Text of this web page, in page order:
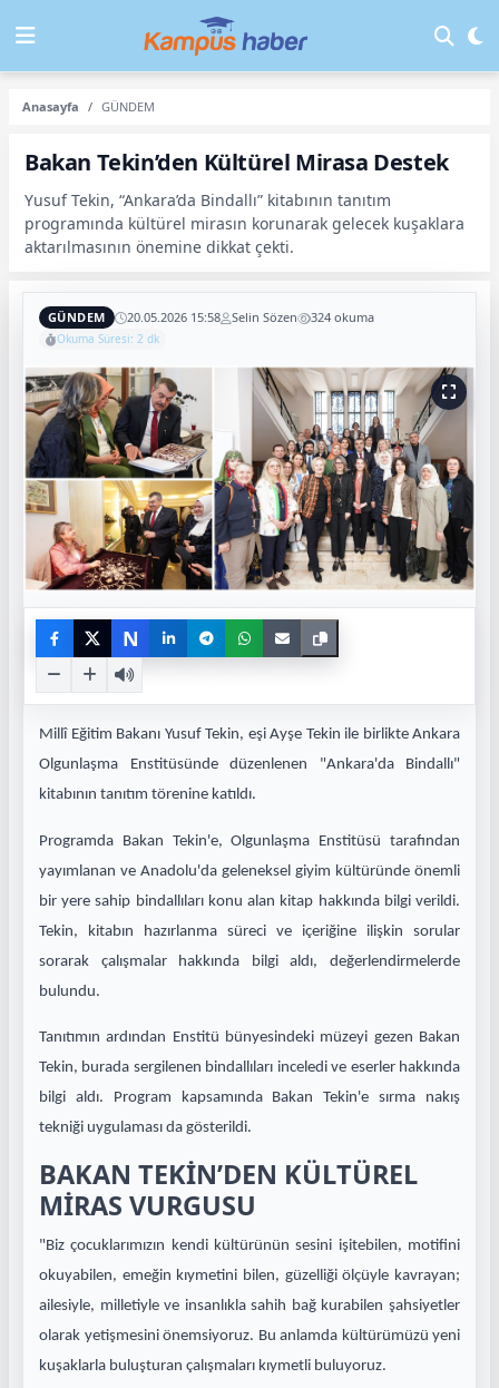
Anasayfa GÜNDEM
Bakan Tekin’den Kültürel Mirasa Destek
Yusuf Tekin, “Ankara’da Bindallı” kitabının tanıtım
programında kültürel mirasın korunarak gelecek kuşaklara
aktarılmasının önemine dikkat çekti.
GÜNDEM 20.05.2026 15:58 Selin Sözen 324 okuma
Okuma Süresi: 2 dk
N
Millî Eğitim Bakanı Yusuf Tekin, eşi Ayşe Tekin ile birlikte Ankara
Olgunlaşma Enstitüsünde düzenlenen "Ankara'da Bindallı"
kitabının tanıtım törenine katıldı.
Programda Bakan Tekin'e, Olgunlaşma Enstitüsü tarafından
yayımlanan ve Anadolu'da geleneksel giyim kültüründe önemli
bir yere sahip bindallıları konu alan kitap hakkında bilgi verildi.
Tekin, kitabın hazırlanma süreci ve içeriğine ilişkin sorular
sorarak çalışmalar hakkında bilgi aldı, değerlendirmelerde
bulundu.
Tanıtımın ardından Enstitü bünyesindeki müzeyi gezen Bakan
Tekin, burada sergilenen bindallıları inceledi ve eserler hakkında
bilgi aldı. Program kapsamında Bakan Tekin'e sırma nakış
tekniği uygulaması da gösterildi.
BAKAN TEKİN’DEN KÜLTÜREL
MİRAS VURGUSU
"Biz çocuklarımızın kendi kültürünün sesini işitebilen, motifini
okuyabilen, emeğin kıymetini bilen, güzelliği ölçüyle kavrayan;
ailesiyle, milletiyle ve insanlıkla sahih bağ kurabilen şahsiyetler
olarak yetişmesini önemsiyoruz. Bu anlamda kültürümüzü yeni
kuşaklarla buluşturan çalışmaları kıymetli buluyoruz.